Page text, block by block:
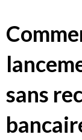
Aller
au
contenu
sans